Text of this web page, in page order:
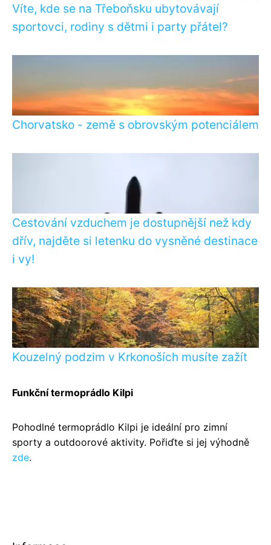
Víte, kde se na Třeboňsku ubytovávají
sportovci, rodiny s dětmi i party přátel?
Chorvatsko - země s obrovským potenciálem
Cestování vzduchem je dostupnější než kdy
dřív, najděte si letenku do vysněné destinace
i vy!
Kouzelný podzim v Krkonoších musíte zažít
Funkční termoprádlo Kilpi
Pohodlné termoprádlo Kilpi je ideální pro zimní
sporty a outdoorové aktivity. Pořiďte si jej výhodně
zde.